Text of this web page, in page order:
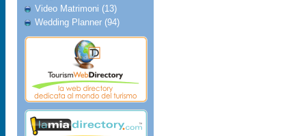
Video Matrimoni (13)
Wedding Planner (94)